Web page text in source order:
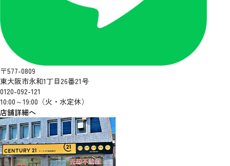
〒577-0809
東大阪市永和1丁目26番21号
0120-092-121
10:00～19:00（火・水定休）
店舗詳細へ